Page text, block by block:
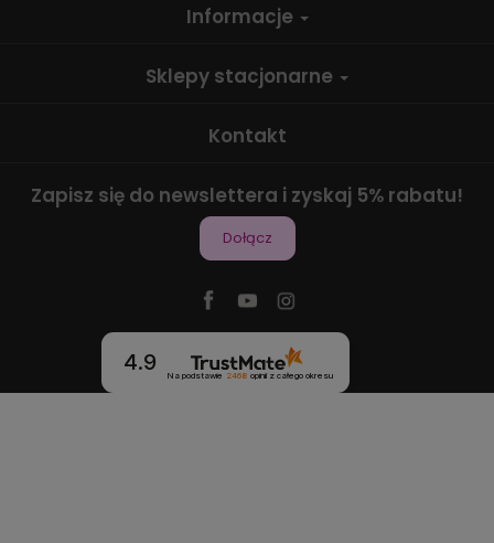
Informacje
Sklepy stacjonarne
Kontakt
Zapisz się do newslettera i zyskaj 5% rabatu!
Dołącz
4.9
Na podstawie 2468 opinii z całego okresu